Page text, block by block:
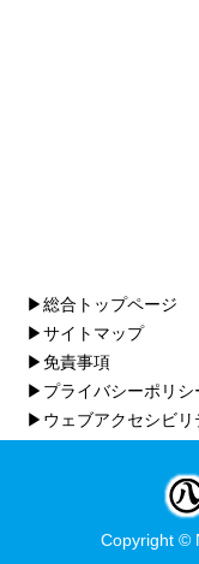
▶総合トップページ
▶サイトマップ
▶免責事項
▶プライバシーポリシ
▶ウェブアクセシビリ
Copyright ©